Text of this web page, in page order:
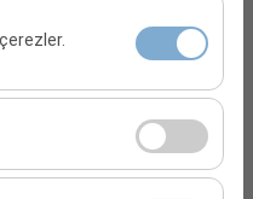
güvenlik,
için gereklidir. Devre
(ziyaretçi sayısı,
08:00